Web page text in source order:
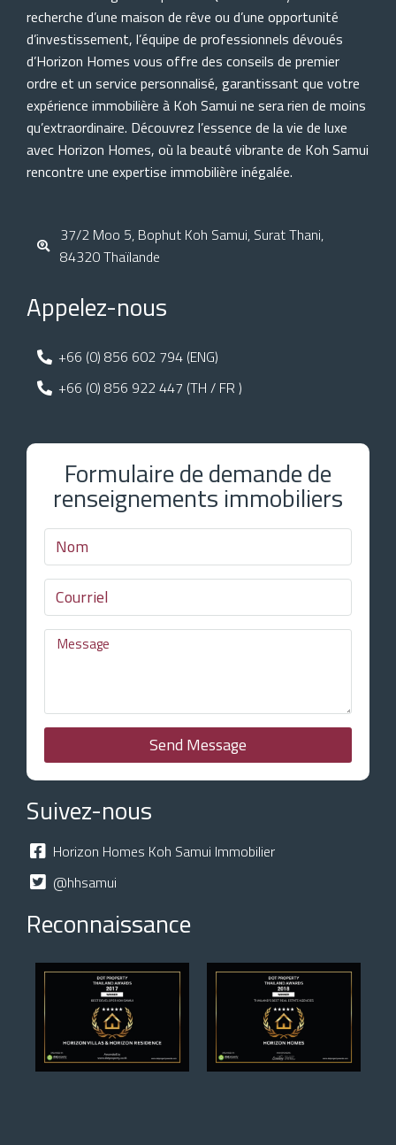
recherche d’une maison de rêve ou d’une opportunité
d’investissement, l’équipe de professionnels dévoués
d’Horizon Homes vous offre des conseils de premier
ordre et un service personnalisé, garantissant que votre
expérience immobilière à Koh Samui ne sera rien de moins
qu’extraordinaire. Découvrez l’essence de la vie de luxe
avec Horizon Homes, où la beauté vibrante de Koh Samui
rencontre une expertise immobilière inégalée.
37/2 Moo 5, Bophut Koh Samui, Surat Thani,
84320 Thaïlande
Appelez-nous
+66 (0) 856 602 794 (ENG)
+66 (0) 856 922 447 (TH / FR )
Formulaire de demande de
renseignements immobiliers
Send Message
Suivez-nous
Horizon Homes Koh Samui Immobilier
@hhsamui
Reconnaissance